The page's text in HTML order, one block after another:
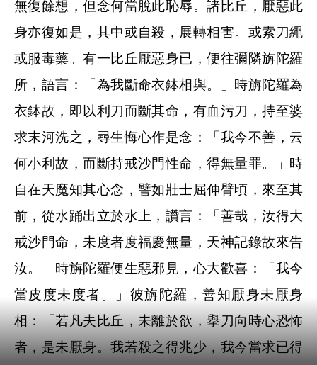
無復餘想，但念何當脫此恥辱。諸比丘，厭惡此
身亦復如是，其中或自殺，展轉相害。或索刀繩
或服毒藥。有一比丘厭惡身已，便往彌隣旃陀羅
所，語言：「為我斷命衣鉢相與。」時旃陀羅為
衣鉢故，即以利刀而斷其命，有血污刀，持至婆
求末河洗之，尋生悔心作是念：「我今不善，云
何小利故，而斷持戒沙門性命，得無量罪。」時
自在天魔知其心念，譬如壯士屈伸臂頃，來至其
前，從水踊出立於水上，讚言：「善哉，汝得大
戒沙門命，未度者度福慶無量，天神記錄故來告
汝。」時旃陀羅便生惡邪見，心大歡喜：「我今
當皮度未度者。」彼旃陀羅，善知厭身未厭身
相：「若凡夫比丘，未離於欲，擧刀向時心恐怖
者，是未厭身。我若殺之得兆少，我今當求已得